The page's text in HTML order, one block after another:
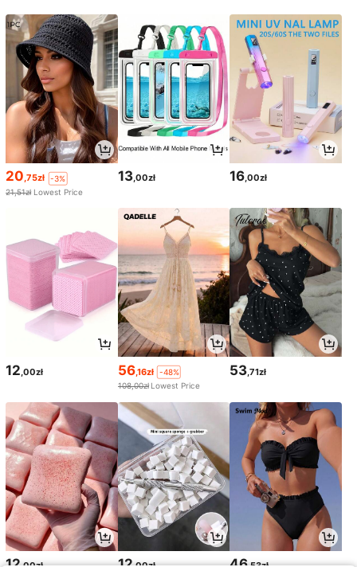
20,75zł
-3%
21,51zł Lowest Price
13,00zł 16,00zł
12 ,00zł 56,16zł
-48%
108,00zł Lowest Price
53 ,71zł
12 12 46